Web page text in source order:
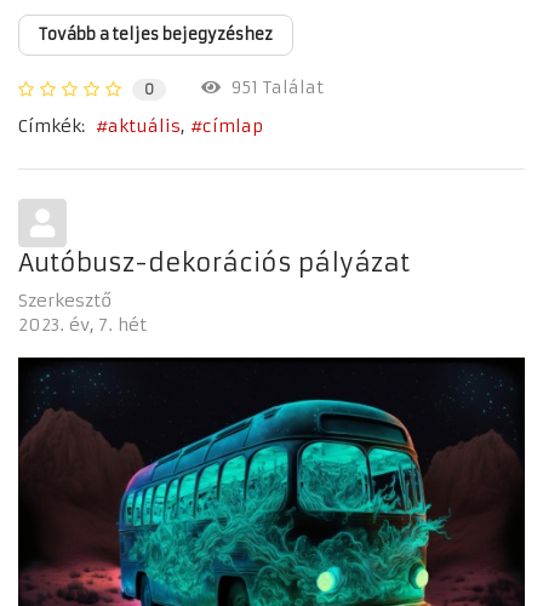
Tovább a teljes bejegyzéshez
0
951 Találat
Címkék:
aktuális címlap
Autóbusz-dekorációs pályázat
Szerkesztő
2023. év 7. hét